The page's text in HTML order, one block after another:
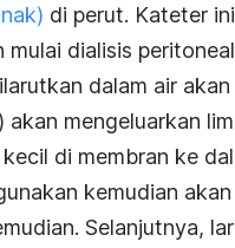
di perut. Kateter
mulai dialisis
dalam air
akan mengeluarkan
di membran ke
kemudian
Selanjutnya,